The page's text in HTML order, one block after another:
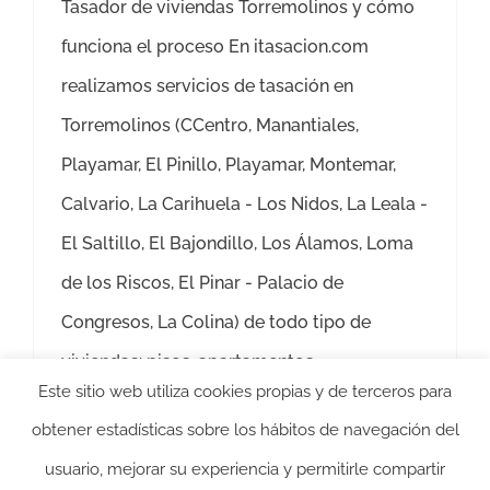
Tasador de viviendas Torremolinos y cómo
funciona el proceso En itasacion.com
realizamos servicios de tasación en
Torremolinos (CCentro, Manantiales,
Playamar, El Pinillo, Playamar, Montemar,
Calvario, La Carihuela - Los Nidos, La Leala -
El Saltillo, El Bajondillo, Los Álamos, Loma
de los Riscos, El Pinar - Palacio de
Congresos, La Colina) de todo tipo de
viviendas: pisos, apartamentos,
Más información
Este sitio web utiliza cookies propias y de terceros para
obtener estadísticas sobre los hábitos de navegación del
usuario, mejorar su experiencia y permitirle compartir